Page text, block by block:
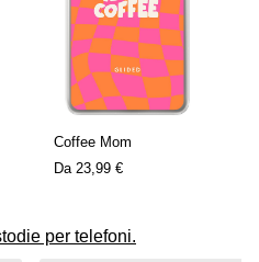
Coffee Mom
Da 23,99 €
per telefoni.